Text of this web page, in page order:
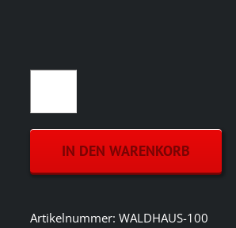
Waldhaus
Lichterkette
100cm
IN DEN WARENKORB
Artikelnummer: WALDHAUS-100